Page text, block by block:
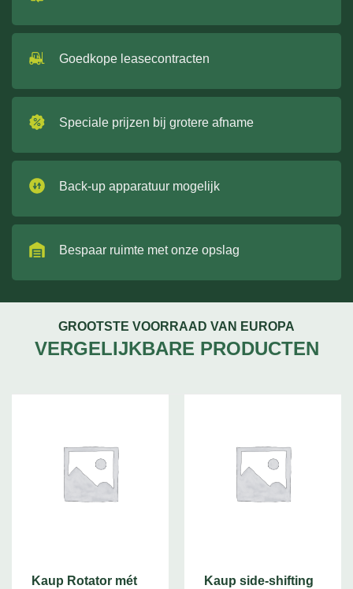
Goedkope leasecontracten
Speciale prijzen bij grotere afname
Back-up apparatuur mogelijk
Bespaar ruimte met onze opslag
GROOTSTE VOORRAAD VAN EUROPA
VERGELIJKBARE PRODUCTEN
Kaup Rotator mét
Kaup side-shifting